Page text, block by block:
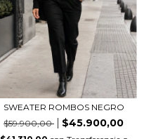
SWEATER ROMBOS NEGRO
$59.900,00
$45.900,00